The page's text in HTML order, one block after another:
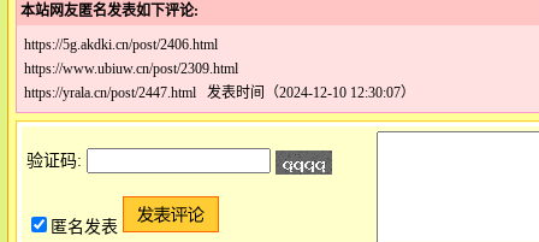
本站网友匿名发表如下评论:
https://5g.akdki.cn/post/2406.html
https://www.ubiuw.cn/post/2309.html
https://yrala.cn/post/2447.html 发表时间（2024-12-10 12:30:07）
验证码:
匿名发表